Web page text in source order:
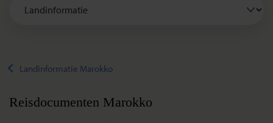
Landinformatie Marokko
Reisdocumenten Marokko